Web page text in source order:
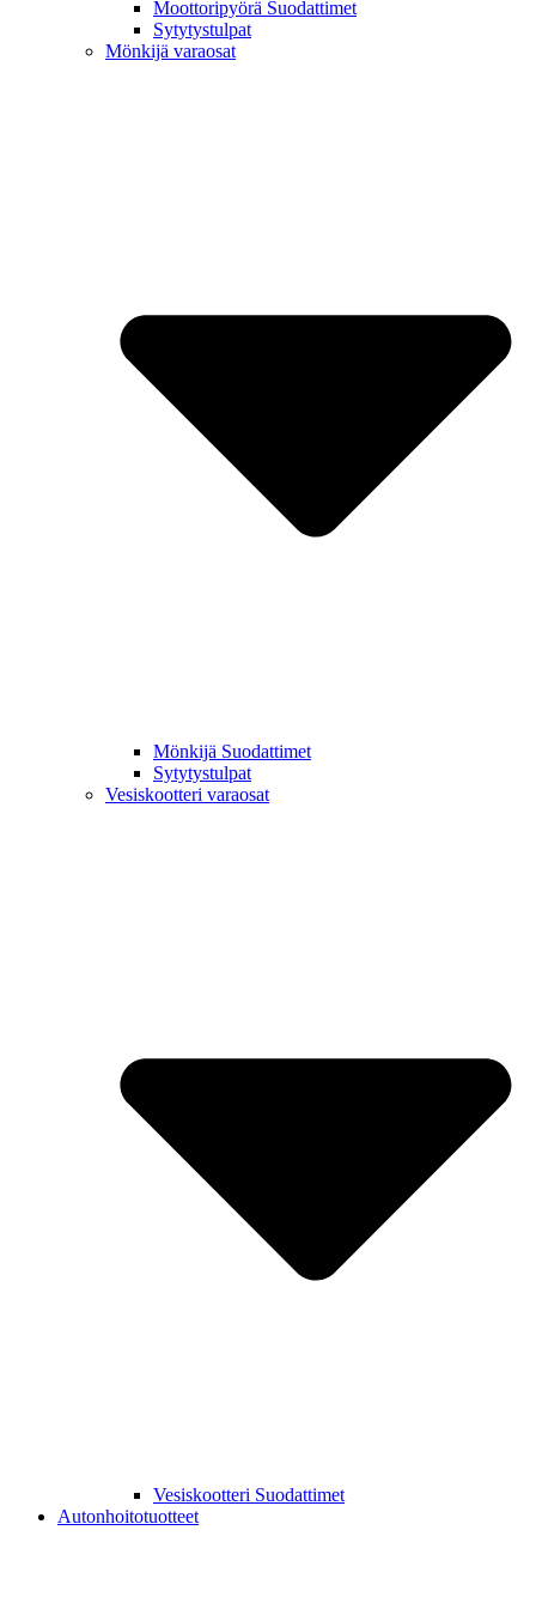
Moottoripyörä Suodattimet
Sytytystulpat
Mönkijä varaosat
Mönkijä Suodattimet
Sytytystulpat
Vesiskootteri varaosat
Vesiskootteri Suodattimet
Autonhoitotuotteet